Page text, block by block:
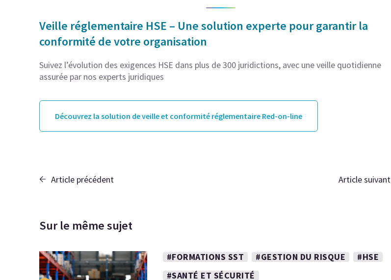
Veille réglementaire HSE – Une solution experte pour garantir la
conformité de votre organisation
Suivez l’évolution des exigences HSE dans plus de 300 juridictions, avec une veille quotidienne
assurée par nos experts juridiques
Découvrez la solution de veille et conformité réglementaire Red-on-line
Article précédent Article suivant
Sur le même sujet
#FORMATIONS SST #GESTION DU RISQUE
#HSE
#SANTÉ ET SÉCURITÉ